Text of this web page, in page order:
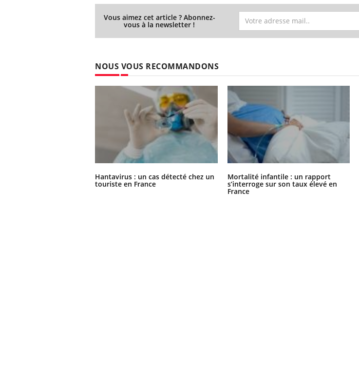
Vous aimez cet article ? Abonnez-
vous à la newsletter !
NOUS VOUS RECOMMANDONS
Hantavirus : un cas détecté chez un
touriste en France
Mortalité infantile : un rapport
s’interroge sur son taux élevé en
France